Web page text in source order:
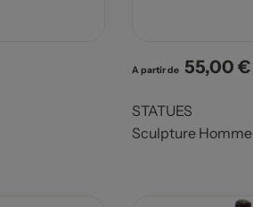
A partir de Prix
55,00 €
STATUES
Sculpture Homme